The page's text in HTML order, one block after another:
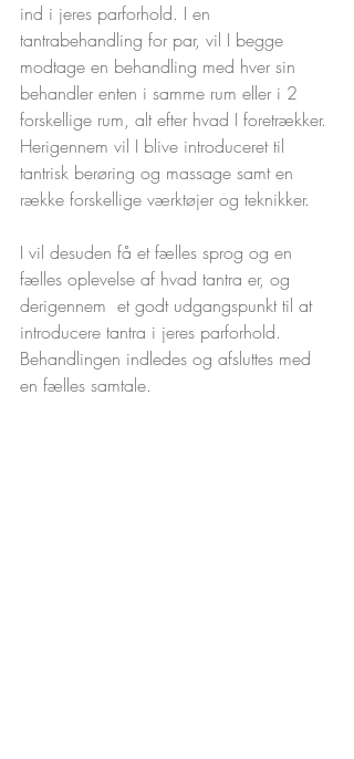
ind i jeres parforhold. I en
tantrabehandling for par, vil I begge
modtage en behandling med hver sin
behandler enten i samme rum eller i 2
forskellige rum, alt efter hvad I foretrækker.
Herigennem vil I blive introduceret til
tantrisk berøring og massage samt en
række forskellige værktøjer og teknikker.
I vil desuden få et fælles sprog og en
fælles oplevelse af hvad tantra er, og
derigennem  et godt udgangspunkt til at
introducere tantra i jeres parforhold.
Behandlingen indledes og afsluttes med
en fælles samtale.